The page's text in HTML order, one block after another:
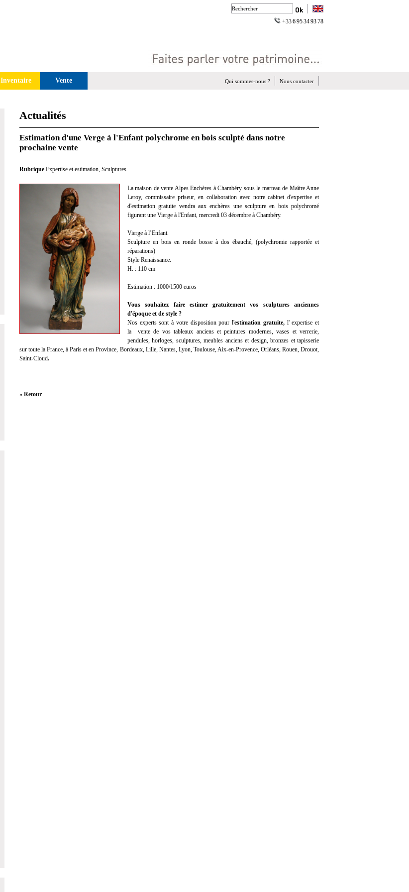
+33 6 95 34 93 78
Inventaire Vente Nous contacter
Qui sommes-nous ?
Actualités
Estimation d'une Verge à l'Enfant polychrome en bois sculpté dans notre
prochaine vente
Rubrique Expertise et estimation, Sculptures
La maison de vente Alpes Enchères à Chambéry sous le marteau de Maître Anne
Leroy, commissaire priseur, en collaboration avec notre cabinet d'expertise et
d'estimation gratuite vendra aux enchères une sculpture en bois polychromé
figurant une Vierge à l'Enfant, mercredi 03 décembre à Chambéry.
Vierge à l’Enfant.
Sculpture en bois en ronde bosse à dos ébauché, (polychromie rapportée et
réparations)
Style Renaissance.
H. : 110 cm
Estimation : 1000/1500 euros
Vous souhaitez faire estimer gratuitement vos sculptures anciennes
d'époque et de style ?
Nos experts sont à votre disposition pour l'estimation gratuite, l'expertise et
la ventede vos tableaux anciens et peintures modernes, vases et verrerie,
pendules, horloges, sculptures, meubles anciens et design, bronzes et tapisserie
sur toute la France, à Paris et en Province, Bordeaux, Lille, Nantes, Lyon, Toulouse, Aix-en-Provence, Orléans, Rouen, Drouot,
Saint-Cloud.
» Retour